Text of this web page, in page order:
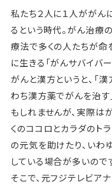
私たち２人に１人ががん
るという時代。がん治療
療法で多くの人たちが命
に生きる「がんサバイバ
がんと漢方というと、「
わち漢方薬でがんを治す
もしれませんが、実際は
くのココロとカラダのト
の元気を助けたり、いわ
している場合が多いので
そこで、元フジテレビア